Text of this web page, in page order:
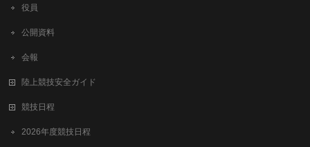
役員
公開資料
会報
陸上競技安全ガイド
競技日程
2026年度競技日程